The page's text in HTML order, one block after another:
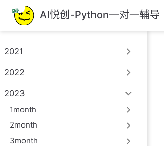
跳
至
主
內
AI悦创-Python一对一辅导
2021
2022
2023
1month
2month
3month